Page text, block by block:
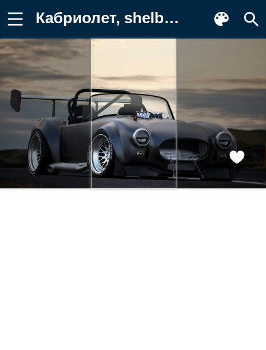
Кабриолет, shelby cobra 427, shelby Заставка на телефон